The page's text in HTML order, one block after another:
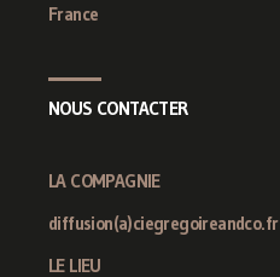
France
NOUS CONTACTER
LA COMPAGNIE
diffusion(a)ciegregoireandco.fr
LE LIEU